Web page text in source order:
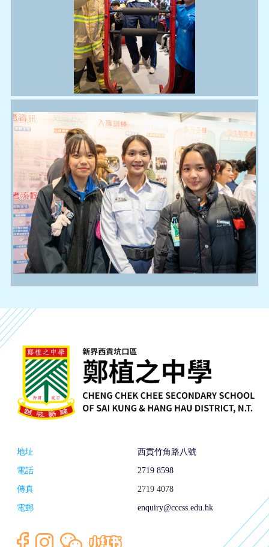
地址
西貢竹角路八號
電話
2719 8598
傳真
2719 4078
電郵
enquiry@cccss.edu.hk